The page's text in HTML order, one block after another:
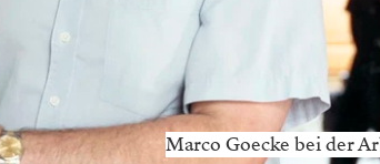
Marco Goecke bei der